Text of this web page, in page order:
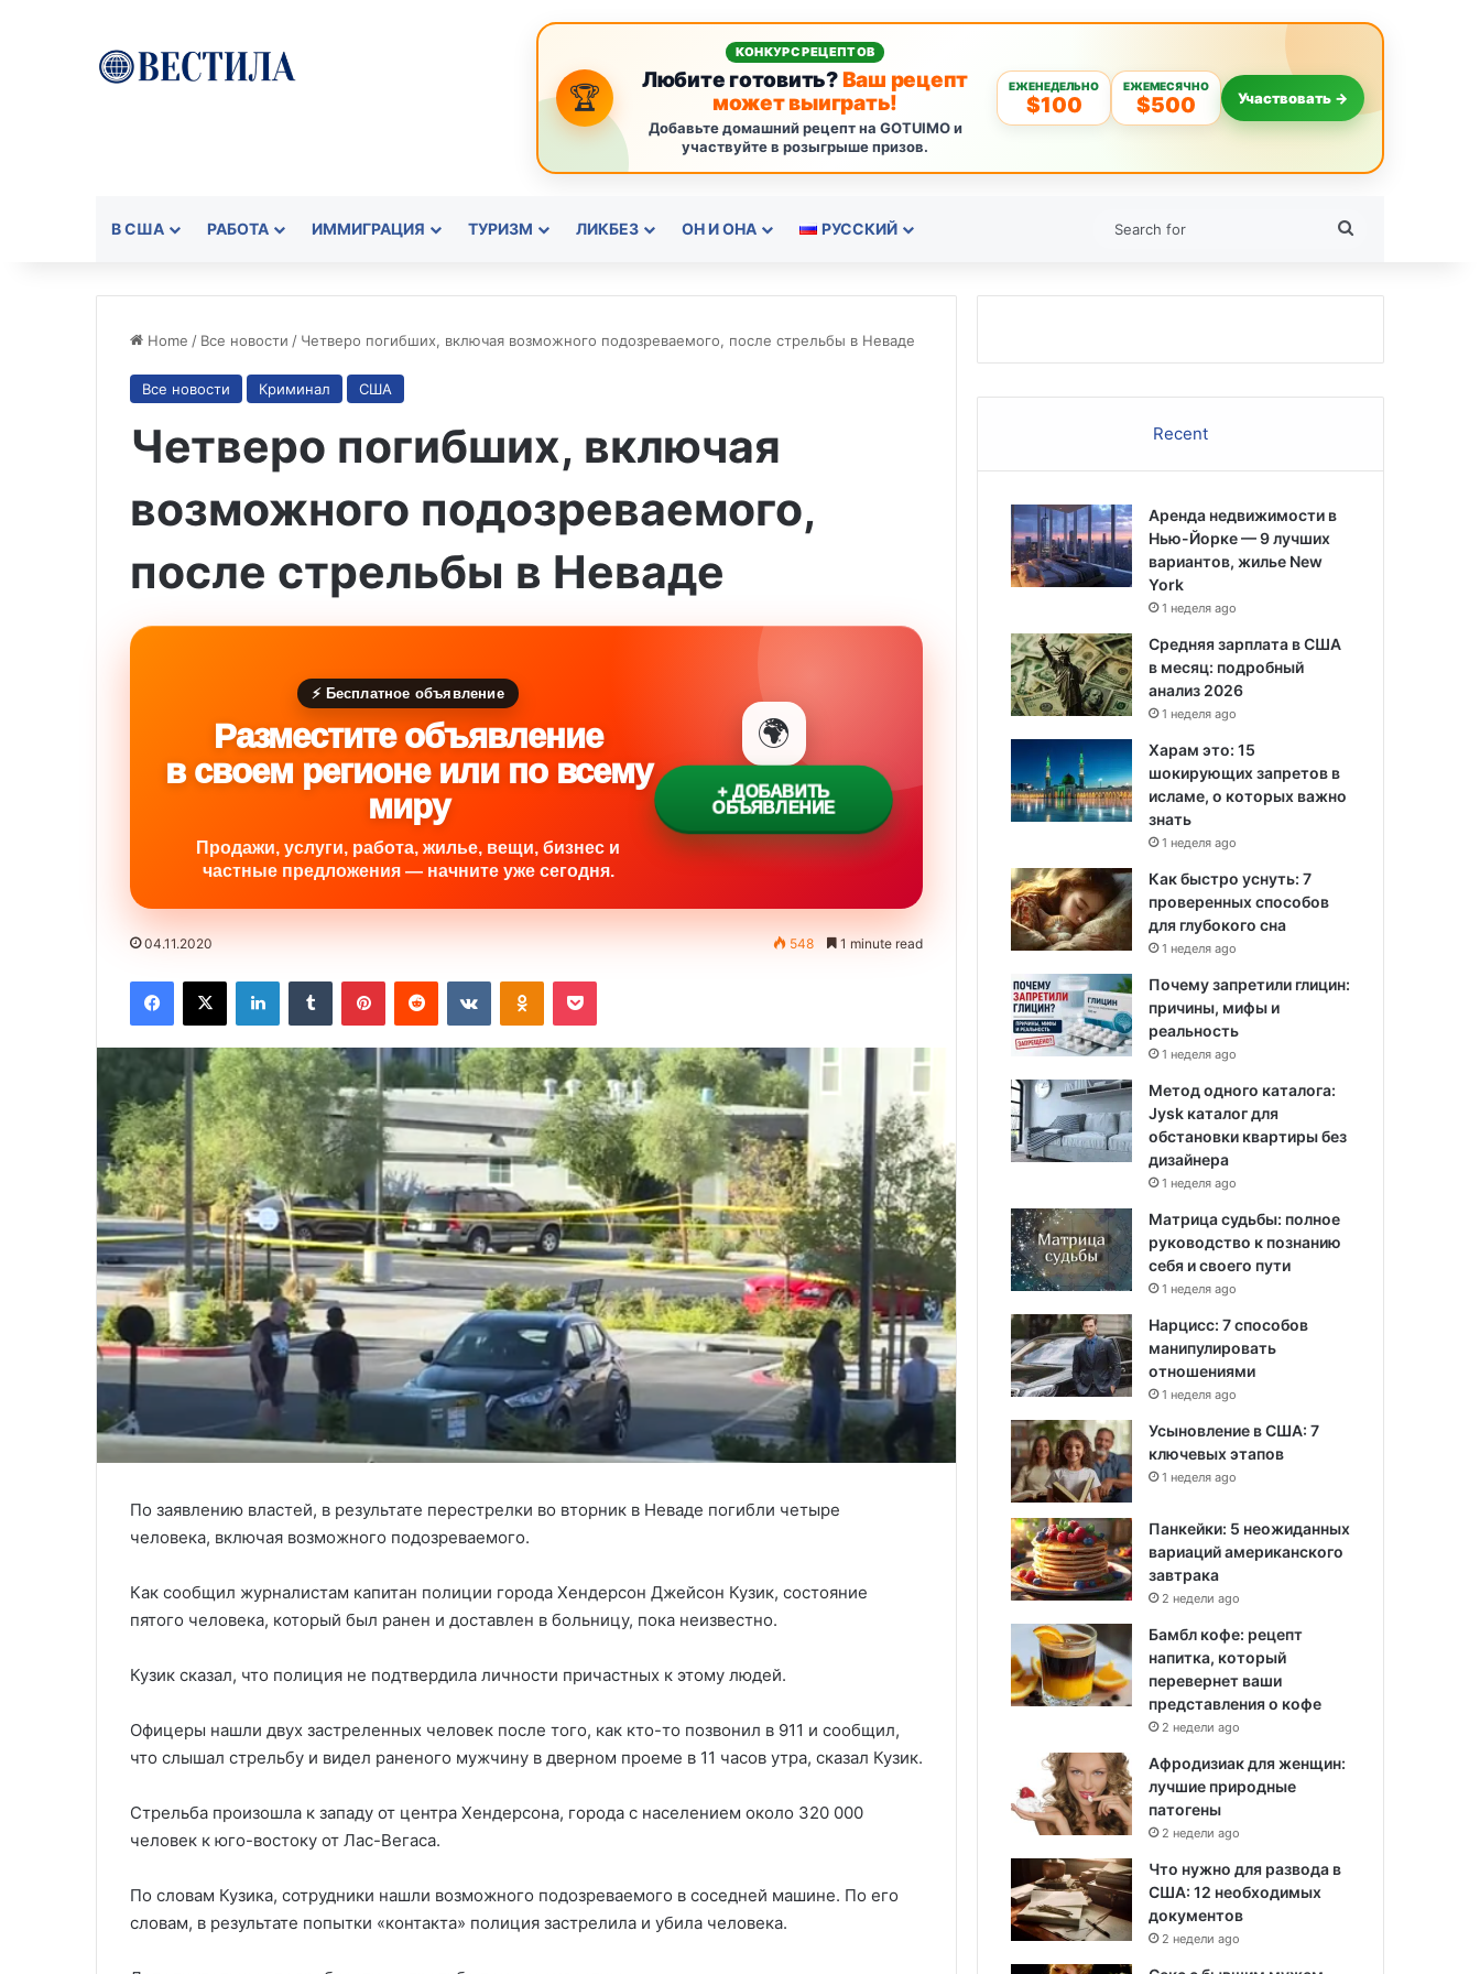
🏆
КОНКУРС РЕЦЕПТОВ
Любите готовить?Ваш рецепт
может выиграть!
Добавьте домашний рецепт на GOTUIMO и
участвуйте в розыгрыше призов.
ЕЖЕНЕДЕЛЬНО
$100
ЕЖЕМЕСЯЧНО
$500 Участвовать →
В США РАБОТА ИММИГРАЦИЯ ТУРИЗМ ЛИКБЕЗ ОН И ОНА РУССКИЙ
Home / Все новости / Четверо погибших, включая возможного подозреваемого, после стрельбы в Неваде
Все новости Криминал США
Четверо погибших, включая
возможного подозреваемого,
после стрельбы в Неваде
⚡ Бесплатное объявление
Разместите объявление
в своем регионе или по всему
миру
Продажи, услуги, работа, жилье, вещи, бизнес и
частные предложения — начните уже сегодня.
🌍
+ ДОБАВИТЬ
ОБЪЯВЛЕНИЕ
04.11.2020 548 1 minute read
По заявлению властей, в результате перестрелки во вторник в Неваде погибли четыре
человека, включая возможного подозреваемого.
Как сообщил журналистам капитан полиции города Хендерсон Джейсон Кузик, состояние
пятого человека, который был ранен и доставлен в больницу, пока неизвестно.
Кузик сказал, что полиция не подтвердила личности причастных к этому людей.
Офицеры нашли двух застреленных человек после того, как кто-то позвонил в 911 и сообщил,
что слышал стрельбу и видел раненого мужчину в дверном проеме в 11 часов утра, сказал Кузик.
Стрельба произошла к западу от центра Хендерсона, города с населением около 320 000
человек к юго-востоку от Лас-Вегаса.
По словам Кузика, сотрудники нашли возможного подозреваемого в соседней машине. По его
словам, в результате попытки «контакта» полиция застрелила и убила человека.
Recent
Аренда недвижимости в
Нью-Йорке — 9 лучших
вариантов, жилье New
York
1 неделя ago
Средняя зарплата в США
в месяц: подробный
анализ 2026
1 неделя ago
Харам это: 15
шокирующих запретов в
исламе, о которых важно
знать
1 неделя ago
Как быстро уснуть: 7
проверенных способов
для глубокого сна
1 неделя ago
Почему запретили глицин:
причины, мифы и
реальность
1 неделя ago
Метод одного каталога:
Jysk каталог для
обстановки квартиры без
дизайнера
1 неделя ago
Матрица судьбы: полное
руководство к познанию
себя и своего пути
1 неделя ago
Нарцисс: 7 способов
манипулировать
отношениями
1 неделя ago
Усыновление в США: 7
ключевых этапов
1 неделя ago
Панкейки: 5 неожиданных
вариаций американского
завтрака
2 недели ago
Бамбл кофе: рецепт
напитка, который
перевернет ваши
представления о кофе
2 недели ago
Афродизиак для женщин:
лучшие природные
патогены
2 недели ago
Что нужно для развода в
США: 12 необходимых
документов
2 недели ago